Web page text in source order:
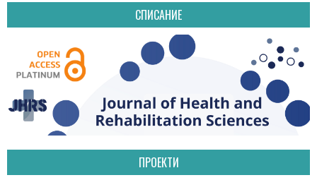
СПИСАНИЕ
ПРОЕКТИ